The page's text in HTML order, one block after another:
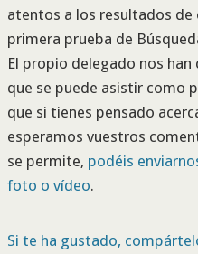
atentos a los resultados de
primera prueba de
El propio delegado nos
que se puede asistir como
que si tienes pensado
esperamos vuestros
se permite, podéis
foto o vídeo.
Si te ha gustado,